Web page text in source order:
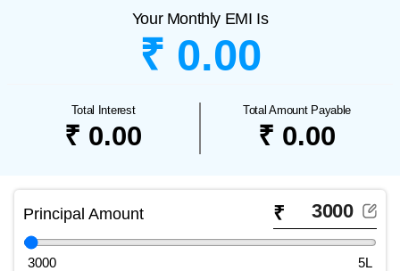
Principal Amount ₹
3000 5L
Your Monthly EMI Is
₹ 0.00
Total Interest
₹ 0.00
Total Amount Payable
₹ 0.00